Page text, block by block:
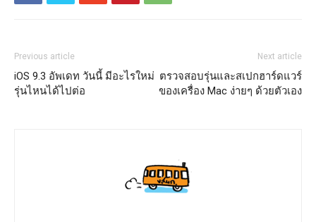
Previous article
iOS 9.3 อัพเดท วันนี้ มีอะไรใหม่
รุ่นไหนได้ไปต่อ
Next article
ตรวจสอบรุ่นและสเปกฮาร์ดแวร์
ของเครื่อง Mac ง่ายๆ ด้วยตัวเอง